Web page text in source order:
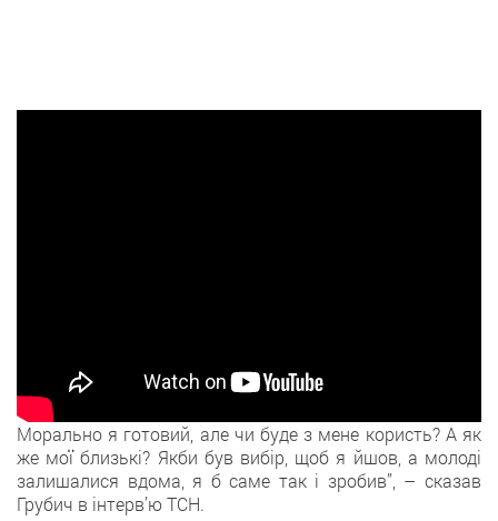
Морально я готовий, але чи буде з мене користь? А як
же мої близькі? Якби був вибір, щоб я йшов, а молоді
залишалися вдома, я б саме так і зробив”, – сказав
Грубич в інтерв’ю ТСН.